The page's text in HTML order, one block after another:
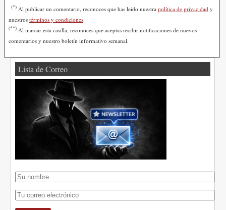
(*) Al publicar un comentario, reconoces que has leído nuestra política de privacidad y
nuestros términos y condiciones.
(**) Al marcar esta casilla, reconoces que aceptas recibir notificaciones de nuevos
comentarios y nuestro boletín informativo semanal.
Lista de Correo